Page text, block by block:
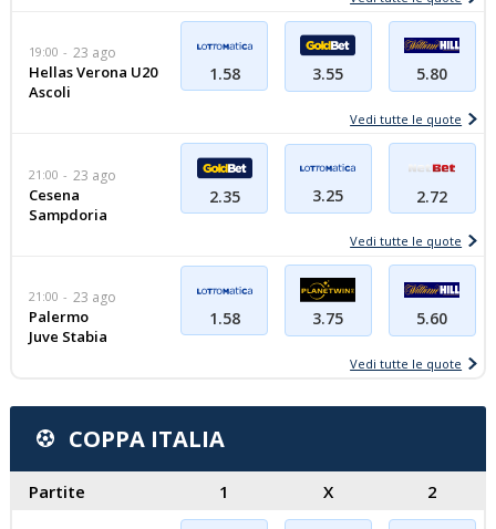
19:00 23 ago
Hellas Verona U20
Ascoli
1.58 3.55 5.80
Vedi tutte le quote
21:00 23 ago
Cesena
Sampdoria
2.35 3.25 2.72
Vedi tutte le quote
21:00 23 ago
Palermo
Juve Stabia
1.58 3.75 5.60
Vedi tutte le quote
COPPA ITALIA
Partite 1 X 2